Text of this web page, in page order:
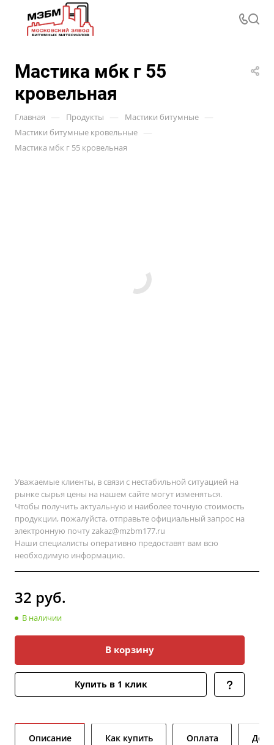
Мастика мбк г 55
кровельная
Главная — Продукты — Мастики битумные —
Мастики битумные кровельные —
Мастика мбк г 55 кровельная
Уважаемые клиенты, в связи с нестабильной ситуацией на
рынке сырья цены на нашем сайте могут изменяться.
Чтобы получить актуальную и наиболее точную стоимость
продукции, пожалуйста, отправьте официальный запрос на
электронную почтуzakaz@mzbm177.ru
Наши специалисты оперативно предоставят вам всю
необходимую информацию.
32 руб.
В наличии
В корзину
Купить в 1 клик
Описание Как купить Оплата